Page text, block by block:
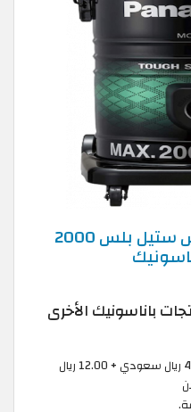
مكنسة كهربائية تاتش ستيل بلس 2000
باناسونيك الأخرى
482.00 ريال سعودي + 12.00 ريال